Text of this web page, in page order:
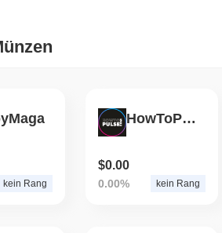
kein Rang
HowToPulse
$0.00
0.00% kein Rang